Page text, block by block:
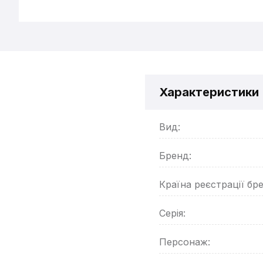
Характеристики
Вид:
Бренд:
Країна реєстрації
Серія:
Персонаж: